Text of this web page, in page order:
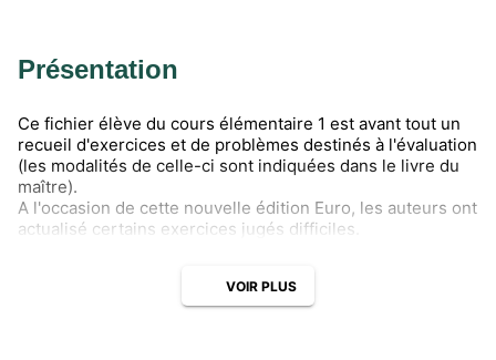
Présentation
Ce fichier élève du cours élémentaire 1 est avant tout un
recueil d'exercices et de problèmes destinés à l'évaluation
(les modalités de celle-ci sont indiquées dans le livre du
maître).
A l'occasion de cette nouvelle édition Euro, les auteurs ont
actualisé certains exercices jugés difficiles.
VOIR PLUS